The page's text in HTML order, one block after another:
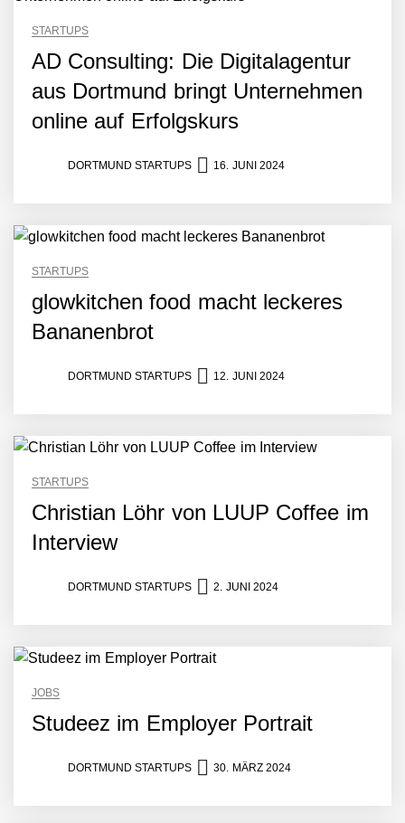
STARTUPS
AD Consulting: Die Digitalagentur
aus Dortmund bringt Unternehmen
online auf Erfolgskurs
DORTMUND STARTUPS 16. JUNI 2024
STARTUPS
glowkitchen food macht leckeres
Bananenbrot
DORTMUND STARTUPS 12. JUNI 2024
STARTUPS
Christian Löhr von LUUP Coffee im
Interview
DORTMUND STARTUPS 2. JUNI 2024
JOBS
Studeez im Employer Portrait
DORTMUND STARTUPS 30. MÄRZ 2024